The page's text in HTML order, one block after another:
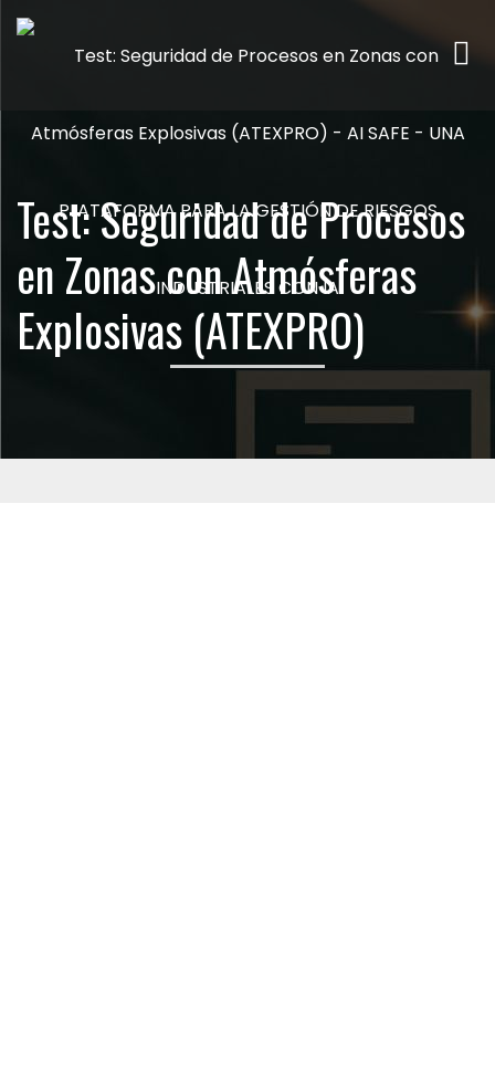
Test: Seguridad de Procesos
en Zonas con Atmósferas
Explosivas (ATEXPRO)